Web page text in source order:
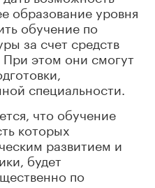
уровня
обучение по
за счет средств
этом они смогут
специальности.
что обучение
которых
развитием и
будет
по